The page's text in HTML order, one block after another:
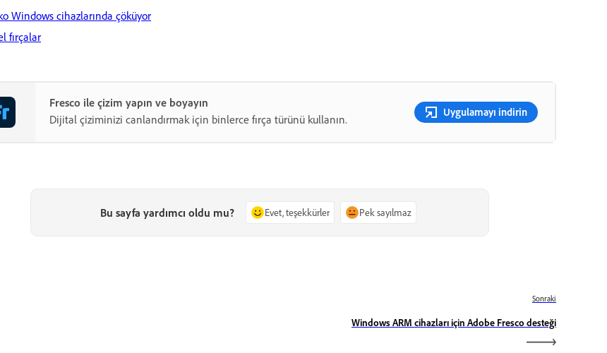
Windows cihazlarında çöküyor
fırçalar
Fresco ile çizim yapın ve boyayın
Dijital çiziminizi canlandırmak için binlerce fırça türünü kullanın.
Uygulamayı indirin
Bu sayfa yardımcı oldu mu? Evet, teşekkürler Pek sayılmaz
Sonraki
Windows ARM cihazları için Adobe Fresco desteği